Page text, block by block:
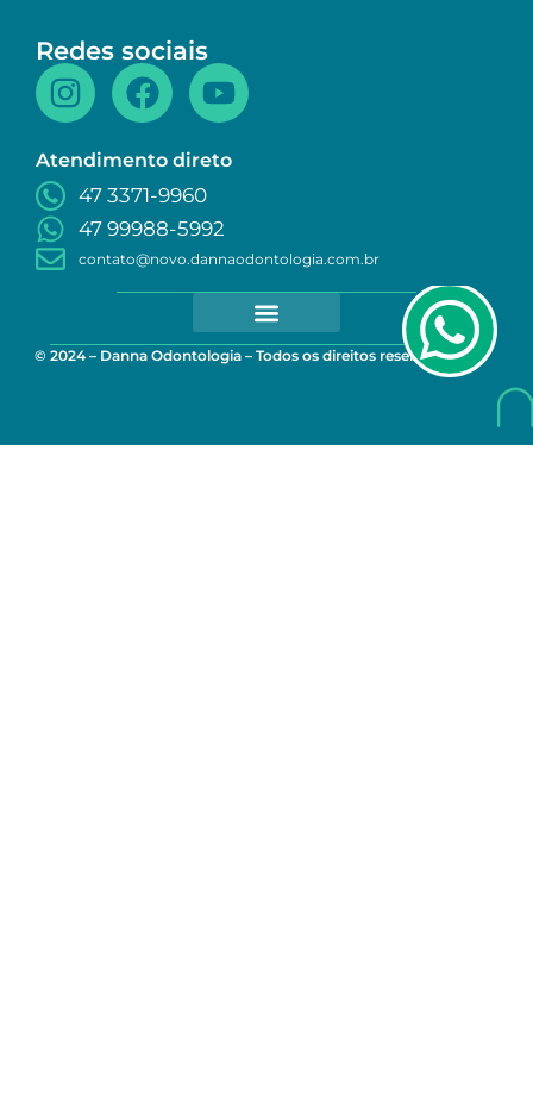
Redes sociais
Atendimento direto
47 3371-9960
47 99988-5992
contato@novo.dannaodontologia.com.br
© 2024 – Danna Odontologia – Todos os direitos reservados.